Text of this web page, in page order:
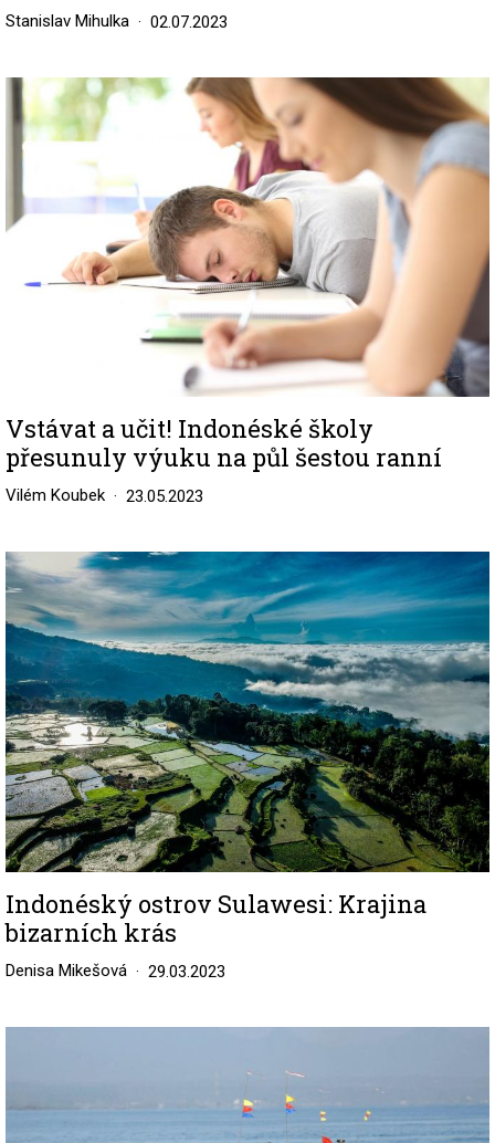
Stanislav Mihulka 02.07.2023
Image
Vstávat a učit! Indonéské školy
přesunuly výuku na půl šestou ranní
Vilém Koubek 23.05.2023
Image
Indonéský ostrov Sulawesi: Krajina
bizarních krás
Denisa Mikešová 29.03.2023